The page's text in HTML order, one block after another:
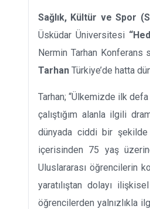
Sağlık, Kültür ve Spor
Üsküdar Üniversitesi
Nermin Tarhan Konferans
Tarhan Türkiye’de hatta
Tarhan; “Ülkemizde ilk
çalıştığım alanla ilgili
dünyada ciddi bir şekilde
içerisinden 75 yaş
Uluslararası öğrencilerin
yaratılıştan dolayı
öğrencilerden yalnızlıkla